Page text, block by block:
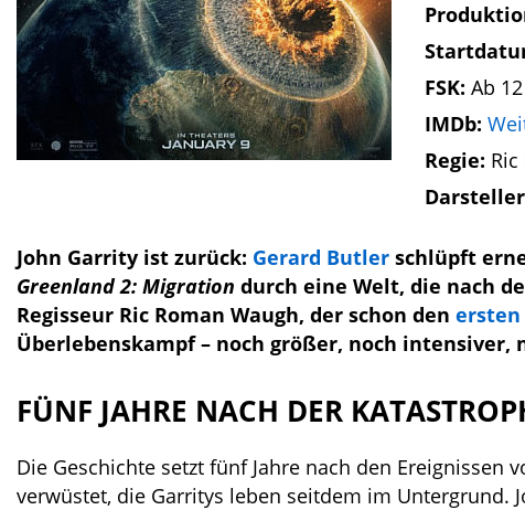
FSK: Ab
IMDb:
Regie:
John Garrity ist zurück: Gerard Butler schlüpft
Greenland 2: Migration durch eine Welt, die nach
Regisseur Ric Roman Waugh, der schon den ersten
Überlebenskampf – noch größer, noch intensiver,
FÜNF JAHRE NACH DER
Die Geschichte setzt fünf Jahre nach den Ereignissen
verwüstet, die Garritys leben seitdem im Untergrund.